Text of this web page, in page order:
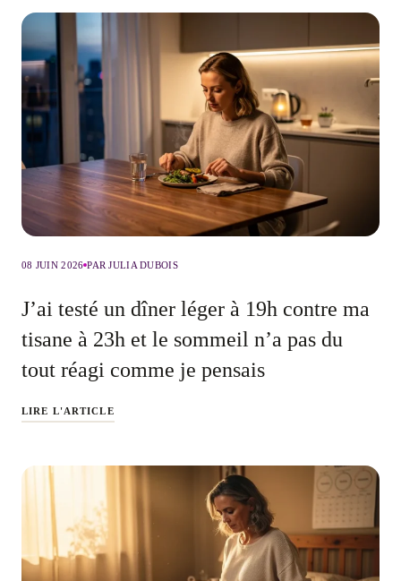
08 JUIN 2026 PAR JULIA DUBOIS
J’ai testé un dîner léger à 19h contre ma
tisane à 23h et le sommeil n’a pas du
tout réagi comme je pensais
LIRE L'ARTICLE